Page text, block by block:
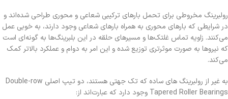
رولبرینگ مخروطی برای تحمل بارهای ترکیبی شعاعی و محوری طراحی شده‌اند و
در شرایطی که بارهای محوری به همراه بارهای شعاعی وجود دارند، به خوبی عمل
می‌کنند. زاویه تماس غلتک‌ها و مسیرهای حلقه در این بلبرینگ‌ها به گونه‌ای است
که نیروها به صورت موثرتری توزیع شده و این امر به دوام و عملکرد بالاتر کمک
می‌کند.
به غیر از رولبرینگ های ساده که تک جهتی هستند، دو تیپ اصلی Double-row
Tapered Roller Bearings وجود دارد که عبارت‌اند از: